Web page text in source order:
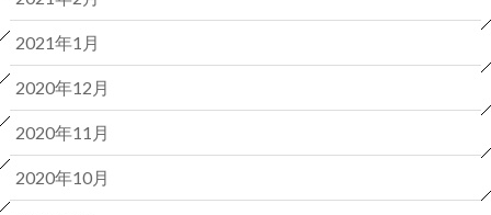
2021年1月
2020年12月
2020年11月
2020年10月